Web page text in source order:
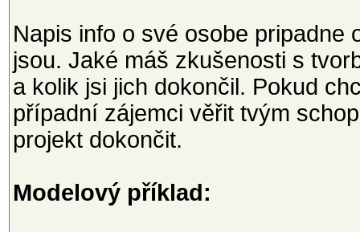
Napis info o své osobe
jsou. Jaké máš zkušenosti s
a kolik jsi jich dokončil. Pokud
případní zájemci věřit tvým
projekt dokončit.
Modelový příklad: